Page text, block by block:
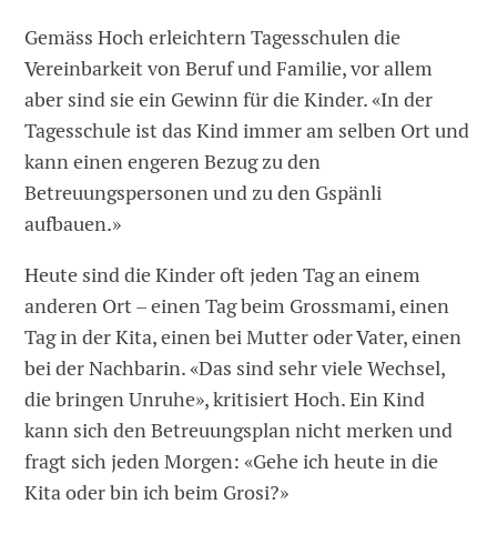
Gemäss Hoch erleichtern Tagesschulen die
Vereinbarkeit von Beruf und Familie, vor allem
aber sind sie ein Gewinn für die Kinder. «In der
Tagesschule ist das Kind immer am selben Ort und
kann einen engeren Bezug zu den
Betreuungspersonen und zu den Gspänli
aufbauen.»
Heute sind die Kinder oft jeden Tag an einem
anderen Ort – einen Tag beim Grossmami, einen
Tag in der Kita, einen bei Mutter oder Vater, einen
bei der Nachbarin. «Das sind sehr viele Wechsel,
die bringen Unruhe», kritisiert Hoch. Ein Kind
kann sich den Betreuungsplan nicht merken und
fragt sich jeden Morgen: «Gehe ich heute in die
Kita oder bin ich beim Grosi?»